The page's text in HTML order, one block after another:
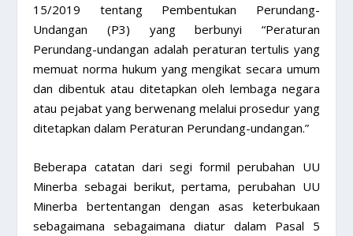
15/2019 tentang Pembentukan Perundang-
Undangan (P3) yang berbunyi “Peraturan
Perundang-undangan adalah peraturan tertulis yang
memuat norma hukum yang mengikat secara umum
dan dibentuk atau ditetapkan oleh lembaga negara
atau pejabat yang berwenang melalui prosedur yang
ditetapkan dalam Peraturan Perundang-undangan.”
Beberapa catatan dari segi formil perubahan UU
Minerba sebagai berikut, pertama, perubahan UU
Minerba bertentangan dengan asas keterbukaan
sebagaimana sebagaimana diatur dalam Pasal 5